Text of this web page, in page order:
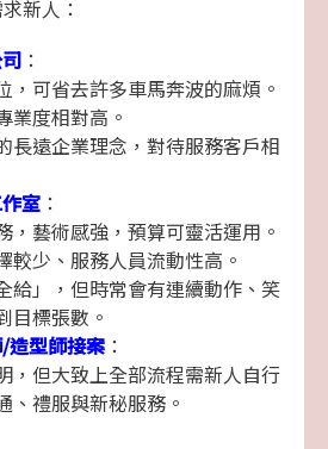
新人：
：
，可省去許多車馬奔波的麻煩。
業度相對高。
長遠企業理念，對待服務客戶相
室 ：
，藝術感強，預算可靈活運用。
較少、服務人員流動性高。
給」，但時常會有連續動作、笑
目標張數。
造型師接案 ：
，但大致上全部流程需新人自行
、禮服與新秘服務。